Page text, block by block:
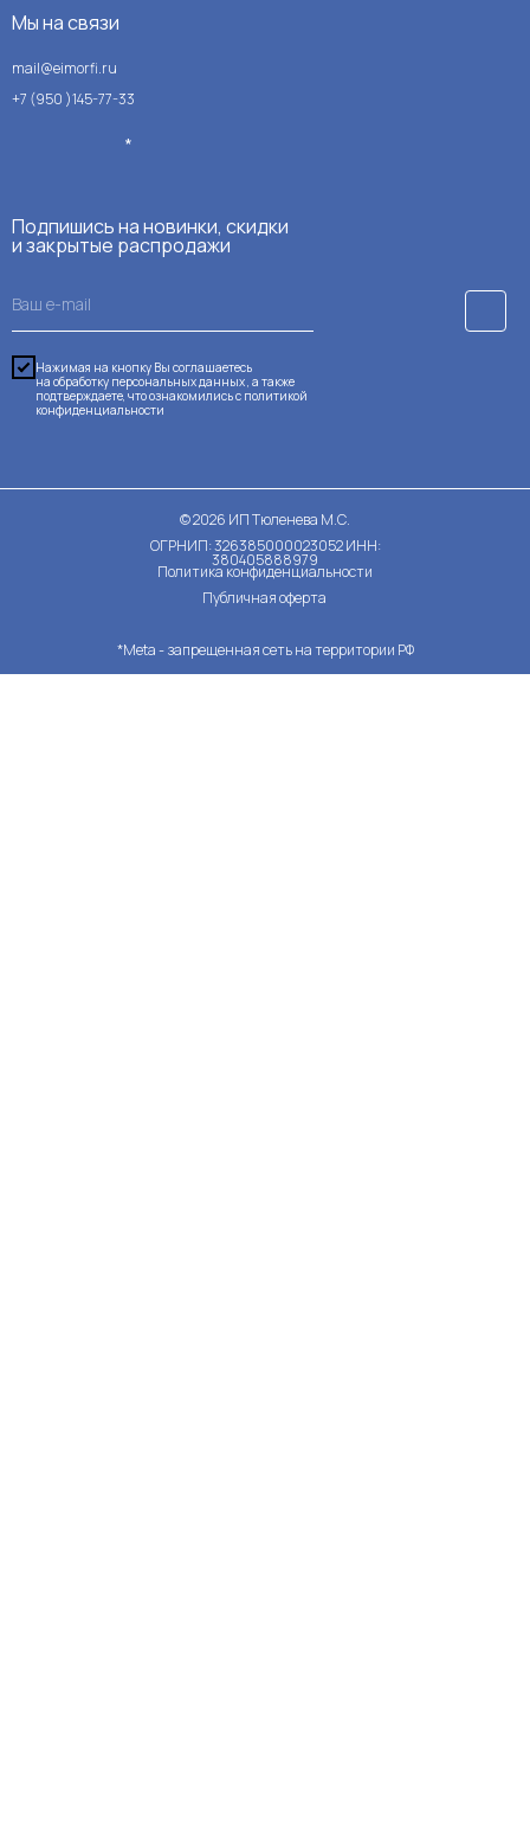
Подпишись на новинки, скидки
и закрытые распродажи
Нажимая на кнопку Вы соглашаетесь
на обработку персональных данных , а также
подтверждаете, что ознакомились с политикой
конфиденциальности
Публичная оферта
*Meta - запрещенная сеть на территории РФ
ОГРНИП: 326385000023052 ИНН:
380405888979
©2026 ИП Тюленева М.С.
Политика конфиденциальности
mail@eimorfi.ru
+7 (950 )145-77-33
Мы на связи
*